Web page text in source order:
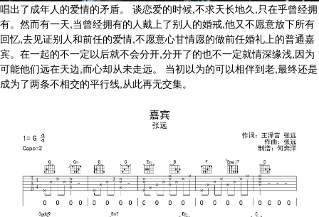
唱出了成年人的爱情的矛盾。 谈恋爱的时候,不求天长地久,只在乎曾经拥
有。然而有一天,当曾经拥有的人戴上了别人的婚戒,他又不愿意放下所有
回忆,去见证别人和前任的爱情,不愿意心甘情愿的做前任婚礼上的普通嘉
宾。在一起的不一定以后就不会分开,分开了的也不一定就情深缘浅,因为
可能他们远在天边,而心却从未走远。 当初以为的可以相伴到老,最终还是
成为了两条不相交的平行线,从此再无交集。